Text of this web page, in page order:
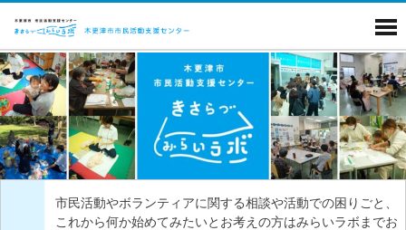
市民活動やボランティアに関する相談や活動での困りごと、
これから何か始めてみたいとお考えの方はみらいラボまでお